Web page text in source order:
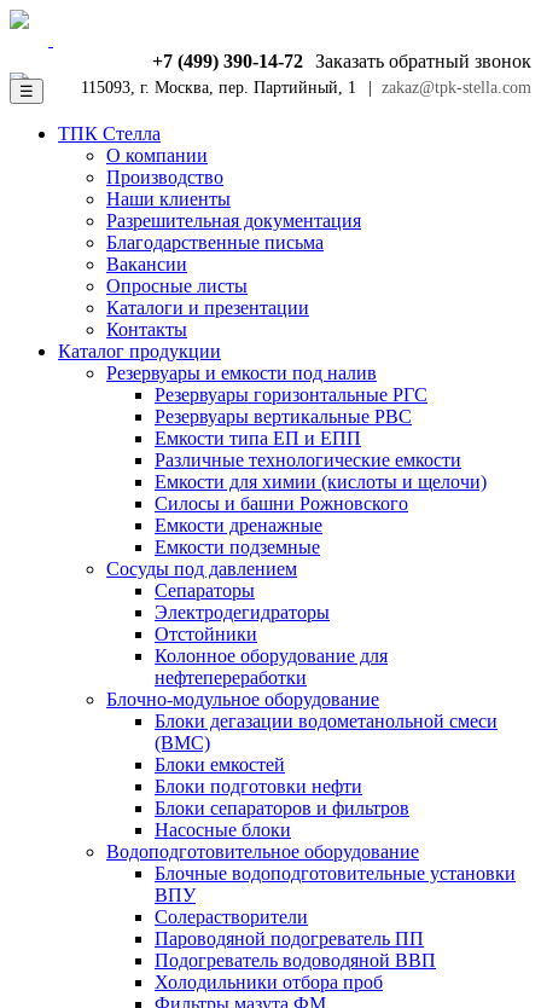
Заказать обратный звонок
+7 (499) 390-14-72
zakaz@tpk-stella.com
115093, г. Москва, пер. Партийный, 1
☰
ТПК Стелла
О компании
Производство
Наши клиенты
Разрешительная документация
Благодарственные письма
Вакансии
Опросные листы
Каталоги и презентации
Контакты
Каталог продукции
Резервуары и емкости под налив
Резервуары горизонтальные РГС
Резервуары вертикальные РВС
Емкости типа ЕП и ЕПП
Различные технологические емкости
Емкости для химии (кислоты и щелочи)
Силосы и башни Рожновского
Емкости дренажные
Емкости подземные
Сосуды под давлением
Сепараторы
Электродегидраторы
Отстойники
Колонное оборудование для
нефтепереработки
Блочно-модульное оборудование
Блоки дегазации водометанольной смеси
(BMC)
Блоки емкостей
Блоки подготовки нефти
Блоки сепараторов и фильтров
Насосные блоки
Водоподготовительное оборудование
Блочные водоподготовительные установки
ВПУ
Солерастворители
Пароводяной подогреватель ПП
Подогреватель водоводяной ВВП
Холодильники отбора проб
Фильтры мазута ФМ